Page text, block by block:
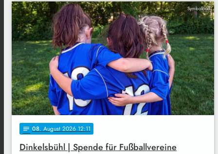
Symbolbild
notes 08. August 2026 12:11
Dinkelsbühl | Spende für Fußballvereine